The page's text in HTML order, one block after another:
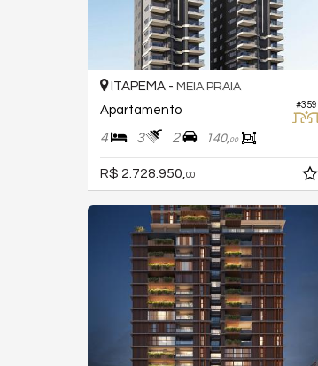
#359
ITAPEMA - MEIA PRAIA
Apartamento
4 3 2 140,00
R$ 2.728.950,00